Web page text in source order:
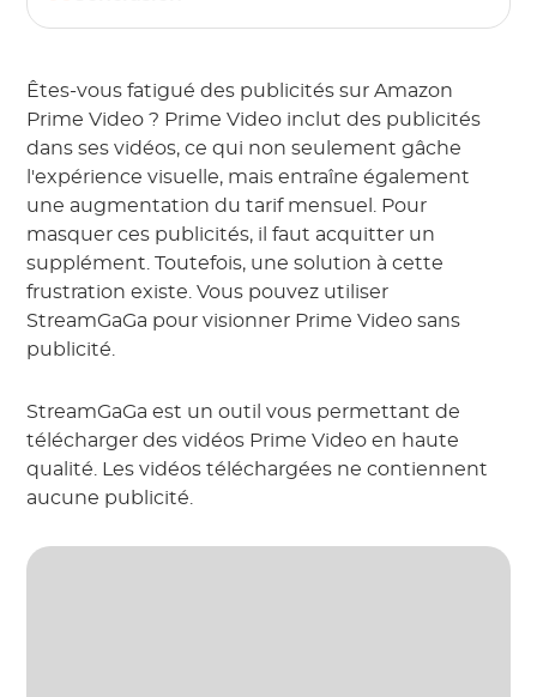
Êtes-vous fatigué des publicités sur Amazon
Prime Video ? Prime Video inclut des publicités
dans ses vidéos, ce qui non seulement gâche
l'expérience visuelle, mais entraîne également
une augmentation du tarif mensuel. Pour
masquer ces publicités, il faut acquitter un
supplément. Toutefois, une solution à cette
frustration existe. Vous pouvez utiliser
StreamGaGa pour visionner Prime Video sans
publicité.
StreamGaGa est un outil vous permettant de
télécharger des vidéos Prime Video en haute
qualité. Les vidéos téléchargées ne contiennent
aucune publicité.